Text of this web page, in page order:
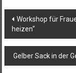
Workshop für
heizen“
Gelber Sack in der